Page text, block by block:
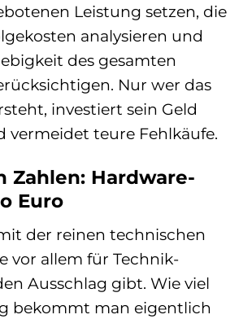
Leistung setzen, die
analysieren und
des gesamten
Nur wer das
investiert sein Geld
vermeidet teure Fehlkäufe.
Zahlen: Hardware-
Euro
der reinen technischen
vor allem für Technik-
Ausschlag gibt. Wie viel
bekommt man eigentlich